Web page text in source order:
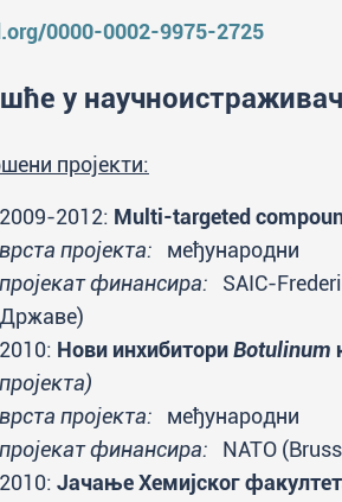
0000-0002-9975-2725
у
пројекти:
2009-2012: Multi-targeted
врста пројекта: међународни
пројекат финансира: SAIC-
Државе)
2010: Нови инхибиториBotulinum
пројекта)
врста пројекта: међународни
пројекат финансира: NATO
2010: Јачање Хемијског